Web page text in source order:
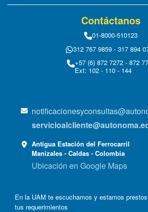
Contáctanos
01-8000-510123
312 767 9859 - 317 894
+57 (6) 872 7272 - 872
Ext: 102 - 110 - 144
Antigua Estación del Ferrocarril
Manizales - Caldas - Colombia
Ubicación en Google Maps
En la UAM te escuchamos y estamos
tus requerimientos